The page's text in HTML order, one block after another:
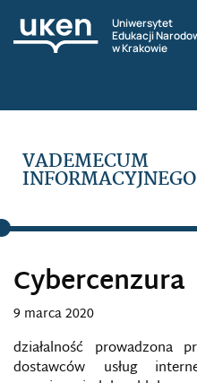
Uniwersytet
Edukacji
w Krakowie
VADEMECUM
INFORMACYJNEGO
Cybercenzura
9 marca 2020
działalność prowadzona
dostawców usług